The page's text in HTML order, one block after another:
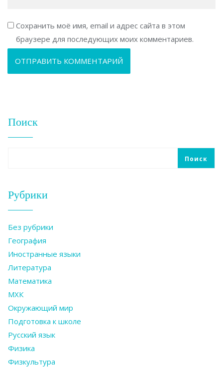
Сохранить моё имя, email и адрес сайта в этом
браузере для последующих моих комментариев.
Поиск
Поиск
Рубрики
Без рубрики
География
Иностранные языки
Литература
Математика
МХК
Окружающий мир
Подготовка к школе
Русский язык
Физика
Физкультура